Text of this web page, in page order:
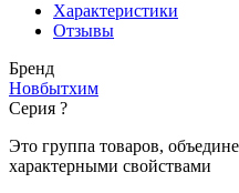
Характеристики
Отзывы
Бренд
Новбытхим
Серия ?
Это группа товаров,
характерными свойствами